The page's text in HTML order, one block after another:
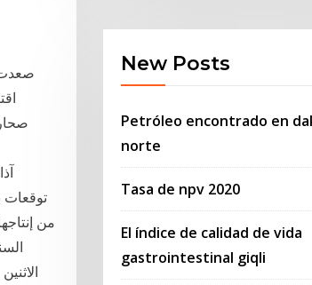
New Posts
Petróleo encontrado en
norte
Tasa de npv 2020
El índice de calidad de vida
gastrointestinal giqli